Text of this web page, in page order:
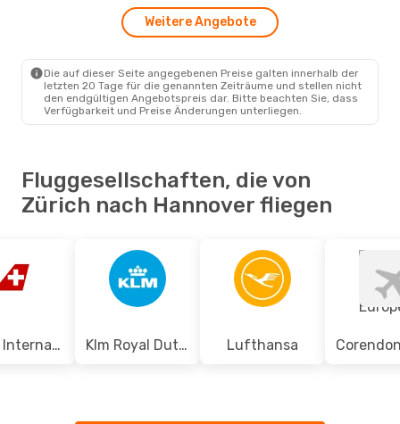
Klm Royal Dutch Airlines
1 Zwischenstopp
Weitere Angebote
Die auf dieser Seite angegebenen Preise galten innerhalb der
letzten 20 Tage für die genannten Zeiträume und stellen nicht
den endgültigen Angebotspreis dar. Bitte beachten Sie, dass
Verfügbarkeit und Preise Änderungen unterliegen.
Fluggesellschaften, die von
Zürich nach Hannover fliegen
Swiss International Air Lines Klm Royal Dutch Airlines Lufthansa